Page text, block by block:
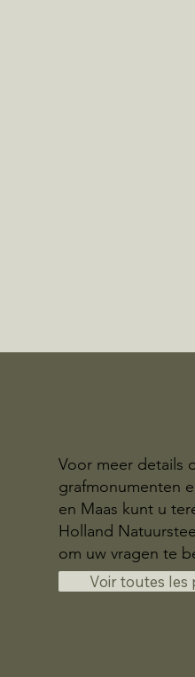
Voor meer details
grafmonumenten
en Maas kunt u
Holland
om uw vragen te
Voir toutes les